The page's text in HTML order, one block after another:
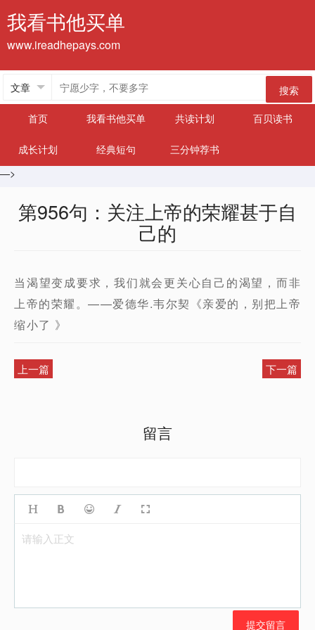
我看书他买单
www.ireadhepays.com
搜索
首页
我看书他买单 共读计划 百贝读书
成长计划 经典短句
三分钟荐书
—>
第956句：关注上帝的荣耀甚于自
己的
当渴望变成要求，我们就会更关心自己的渴望，而非
上帝的荣耀。——爱德华.韦尔契《亲爱的，别把上帝
缩小了 》
上一篇 下一篇
留言
请输入正文
提交留言